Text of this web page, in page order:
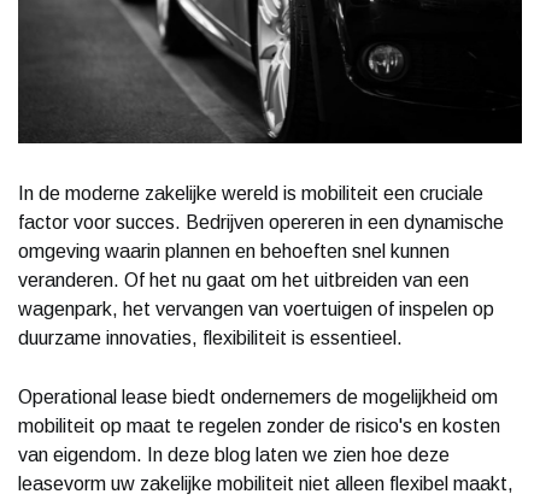
In de moderne zakelijke wereld is mobiliteit een cruciale
factor voor succes. Bedrijven opereren in een dynamische
omgeving waarin plannen en behoeften snel kunnen
veranderen. Of het nu gaat om het uitbreiden van een
wagenpark, het vervangen van voertuigen of inspelen op
duurzame innovaties, flexibiliteit is essentieel.
Operational lease biedt ondernemers de mogelijkheid om
mobiliteit op maat te regelen zonder de risico's en kosten
van eigendom. In deze blog laten we zien hoe deze
leasevorm uw zakelijke mobiliteit niet alleen flexibel maakt,